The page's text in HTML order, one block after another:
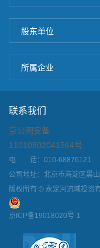
股东单位
所属企业
联系我们
京公网安备
11010802041564号
电 话：010-68876121
公司地址：北京市海淀区黑
版权所有 © 永定河流域投资
京ICP备19018020号-1